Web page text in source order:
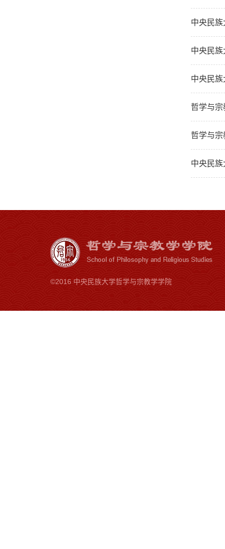
中央民族
中央民
中央民
哲学与
哲学与
中央民
©2016 中央民族大学哲学与宗教学学院